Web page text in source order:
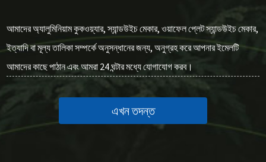
আমাদের অ্যালুমিনিয়াম কুকওয়্যার, স্যান্ডউইচ মেকার, ওয়াফেল প্লেট স্যান্ডউইচ মেকার,
ইত্যাদি বা মূল্য তালিকা সম্পর্কে অনুসন্ধানের জন্য, অনুগ্রহ করে আপনার ইমেলটি
আমাদের কাছে পাঠান এবং আমরা 24 ঘন্টার মধ্যে যোগাযোগ করব।
এখন তদন্ত